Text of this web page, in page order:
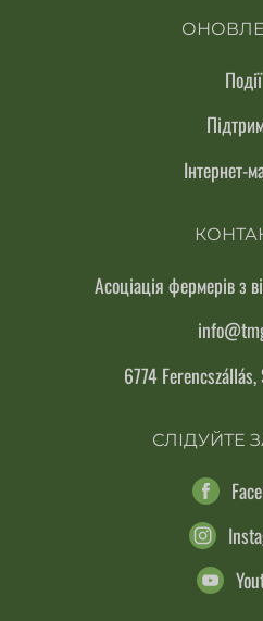
Події
Інтернет-
Асоціація фермерів з
6774
СЛІДУЙТЕ